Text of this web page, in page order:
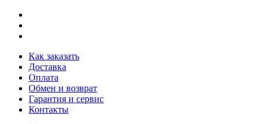
Как заказать
Доставка
Оплата
Обмен и возврат
Гарантия и сервис
Контакты